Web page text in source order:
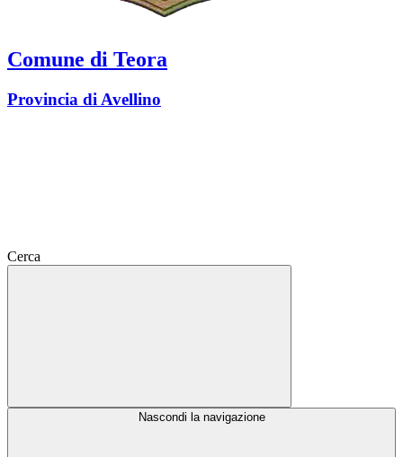
Comune di Teora
Provincia di Avellino
Cerca
Nascondi la navigazione